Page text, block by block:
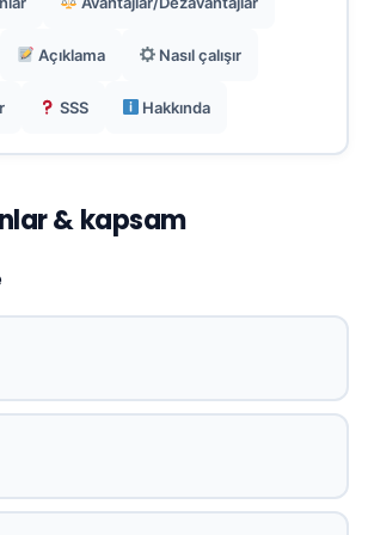
kartınızda uygulamalar ile
Açıklama Nasıl çalışır
SSS Hakkında
& kapsam